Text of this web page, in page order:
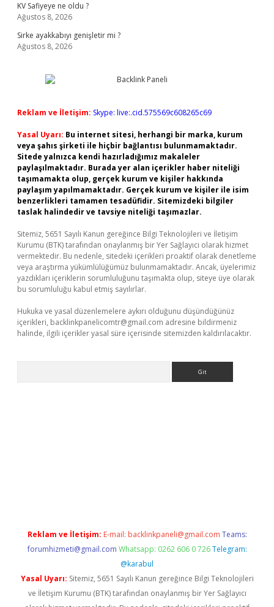
KV Safiyeye ne oldu ?
Ağustos 8, 2026
Sirke ayakkabıyı genişletir mi ?
Ağustos 8, 2026
Reklam ve İletişim: Skype: live:.cid.575569c608265c69
Yasal Uyarı: Bu internet sitesi, herhangi bir marka, kurum
veya şahıs şirketi ile hiçbir bağlantısı bulunmamaktadır.
Sitede yalnızca kendi hazırladığımız makaleler
paylaşılmaktadır. Burada yer alan içerikler haber niteliği
taşımamakta olup, gerçek kurum ve kişiler hakkında
paylaşım yapılmamaktadır. Gerçek kurum ve kişiler ile isim
benzerlikleri tamamen tesadüfidir. Sitemizdeki bilgiler
taslak halindedir ve tavsiye niteliği taşımazlar.
Sitemiz, 5651 Sayılı Kanun gereğince Bilgi Teknolojileri ve İletişim
Kurumu (BTK) tarafından onaylanmış bir Yer Sağlayıcı olarak hizmet
vermektedir. Bu nedenle, sitedeki içerikleri proaktif olarak denetleme
veya araştırma yükümlülüğümüz bulunmamaktadır. Ancak, üyelerimiz
yazdıkları içeriklerin sorumluluğunu taşımakta olup, siteye üye olarak
bu sorumluluğu kabul etmiş sayılırlar.
Hukuka ve yasal düzenlemelere aykırı olduğunu düşündüğünüz
içerikleri, backlinkpanelicomtr@gmail.com adresine bildirmeniz
halinde, ilgili içerikler yasal süre içerisinde sitemizden kaldırılacaktır.
Reklam ve İletişim: E-mail: backlinkpaneli@gmail.com Teams:
forumhizmeti@gmail.com Whatsapp: 0262 606 0 726 Telegram:
@karabul
Yasal Uyarı: Sitemiz, 5651 Sayılı Kanun gereğince Bilgi Teknolojileri
ve İletişim Kurumu (BTK) tarafından onaylanmış bir Yer Sağlayıcı